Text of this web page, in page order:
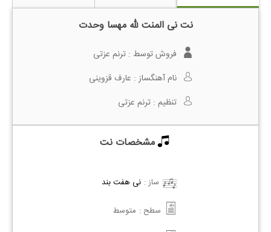
نت نی المنت لله مهسا وحدت
فروش توسط : ترنم عزتی
نام آهنگساز : عارف قزوینی
تنظیم : ترنم عزتی
مشخصات نت
ساز : نی هفت بند
سطح : متوسط